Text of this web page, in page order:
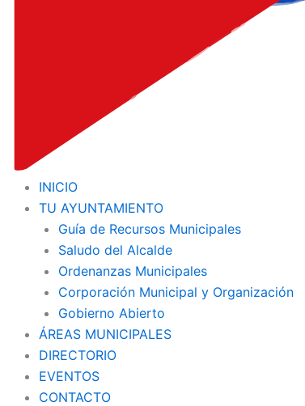
INICIO
TU AYUNTAMIENTO
Guía de Recursos Municipales
Saludo del Alcalde
Ordenanzas Municipales
Corporación Municipal y Organización
Gobierno Abierto
ÁREAS MUNICIPALES
DIRECTORIO
EVENTOS
CONTACTO